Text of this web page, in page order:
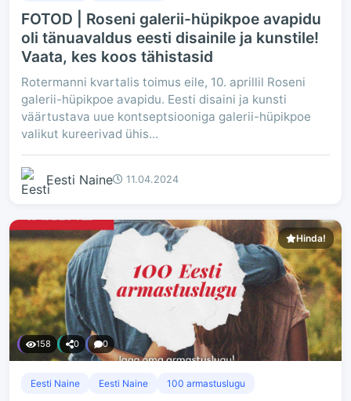
FOTOD | Roseni galerii-hüpikpoe avapidu
oli tänuavaldus eesti disainile ja kunstile!
Vaata, kes koos tähistasid
Rotermanni kvartalis toimus eile, 10. aprillil Roseni
galerii-hüpikpoe avapidu. Eesti disaini ja kunsti
väärtustava uue kontseptsiooniga galerii-hüpikpoe
valikut kureerivad ühis...
Eesti Naine 11.04.2024
Hinda!
158 0 0
Eesti Naine Eesti Naine 100 armastuslugu